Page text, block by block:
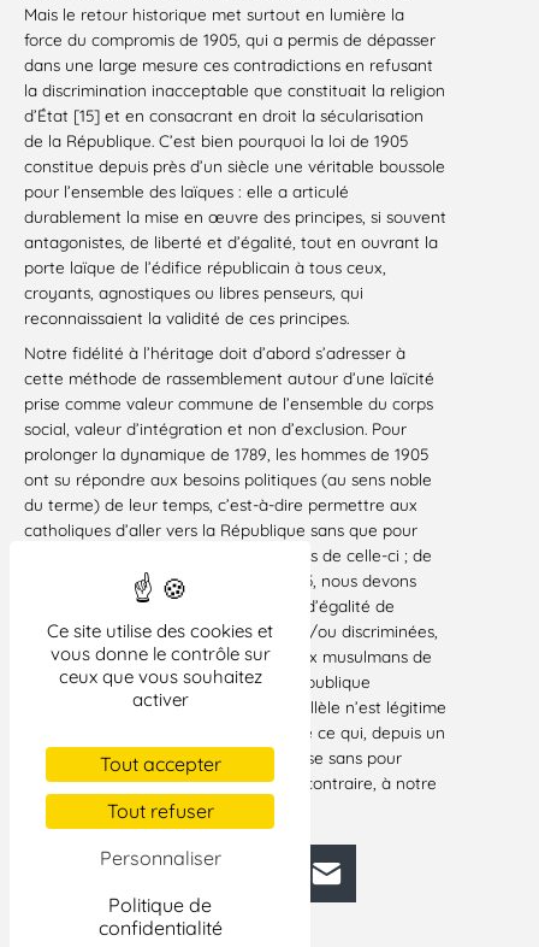
Ce site utilise des cookies et
vous donne le contrôle sur
ceux que vous souhaitez
activer
Tout accepter
Tout refuser
Personnaliser
Politique de
confidentialité
Mais le retour historique met surtout en lumière la
force du compromis de 1905, qui a permis de dépasser
dans une large mesure ces contradictions en refusant
la discrimination inacceptable que constituait la religion
d’État [15] et en consacrant en droit la sécularisation
de la République. C’est bien pourquoi la loi de 1905
constitue depuis près d’un siècle une véritable boussole
pour l’ensemble des laïques : elle a articulé
durablement la mise en œuvre des principes, si souvent
antagonistes, de liberté et d’égalité, tout en ouvrant la
porte laïque de l’édifice républicain à tous ceux,
croyants, agnostiques ou libres penseurs, qui
reconnaissaient la validité de ces principes.
Notre fidélité à l’héritage doit d’abord s’adresser à
cette méthode de rassemblement autour d’une laïcité
prise comme valeur commune de l’ensemble du corps
social, valeur d’intégration et non d’exclusion. Pour
prolonger la dynamique de 1789, les hommes de 1905
ont su répondre aux besoins politiques (au sens noble
du terme) de leur temps, c’est-à-dire permettre aux
catholiques d’aller vers la République sans que pour
autant quiconque renonce aux valeurs de celle-ci ; de
même, pour faire vivre l’esprit de 1905, nous devons
répondre à la demande de liberté et d’égalité de
millions de personnes désorientées et/ou discriminées,
c’est-à-dire notamment permettre aux musulmans de
ce pays d’être chez eux dans une République
authentiquement laïque. Mais ce parallèle n’est légitime
que dès lors que nous aurons identifié ce qui, depuis un
siècle, a bouleversé la société française sans pour
autant retirer sa pertinence, bien au contraire, à notre
démarche principielle.
Facebook
BlueskyMastodonLinkedIn